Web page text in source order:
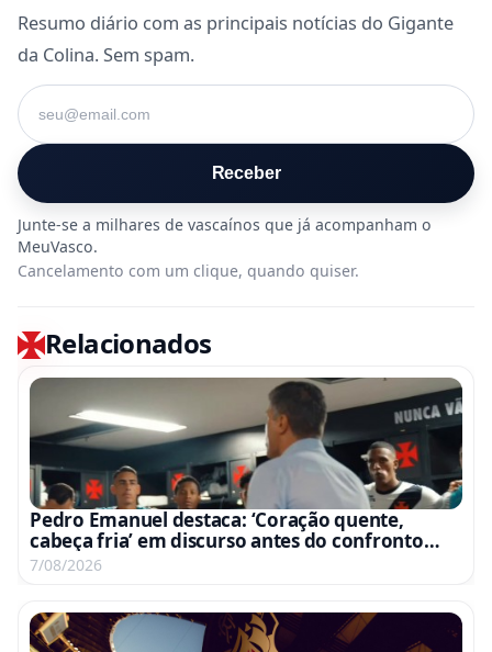
Resumo diário com as principais notícias do Gigante
da Colina. Sem spam.
Seu e-mail
Receber
Cancelamento com um clique, quando quiser.
Relacionados
Pedro Emanuel destaca: ‘Coração quente,
cabeça fria’ em discurso antes do confronto
com o Fluminense
7/08/2026